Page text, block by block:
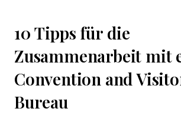
10 Tipps für die
Zusammenarbeit mit
Convention and
Bureau